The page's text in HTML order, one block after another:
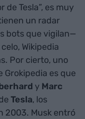
Tesla”, es muy
un radar
bots que vigilan—
Wikipedia
Por cierto, uno
Grokipedia es que
y Marc
Tesla, los
2003. Musk entró